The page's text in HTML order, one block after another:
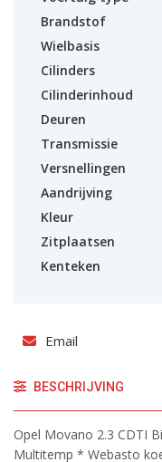
Brandstof
Wielbasis
Cilinders
Cilinderinhoud
Deuren
Transmissie
Versnellingen
Aandrijving
Kleur
Zitplaatsen
Kenteken
Email
BESCHRIJVING
Opel Movano 2.3 CDTI
Multitemp * Webasto